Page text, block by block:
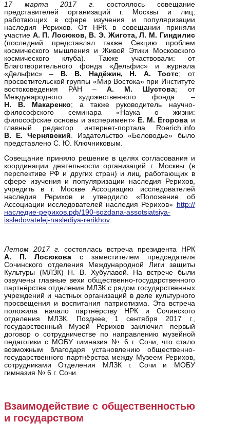
17 марта 2017 г.
состоялось совещание
представителей организаций г. Москвы и лиц,
работающих в сфере изучения и популяризации
наследия Рерихов. От НРК в совещании приняли
участие А. П. Лосюков, В. Э. Жигота, Л. М. Гиндилис
(последний представлял также Секцию проблем
космического мышления и Живой Этики Московского
космического клуба). Также участвовали: от
Благотворительного фонда «Дельфис» и журнала
«Дельфис» –
В. В. Надёжин, Н. А. Тоотс; от
просветительской группы «Мир Востока» при Институте
востоковедения РАН –А. М. Шустова; от
Международного художественного фонда –
Н. В. Макаренко; а также руководитель научно-
философского семинара «Наука о жизни:
философские основы и эксперимент» Е. М. Егорова и
главный редактор интернет-портала Roerich.info
В.
Е. Чернявский. Издательство «Беловодье» было
представлено С. Ю. Ключниковым.
Совещание приняло решение в целях согласования и
координации деятельности организаций г. Москвы (в
перспективе РФ и других стран) и лиц, работающих в
сфере изучения и популяризации наследия Рерихов,
учредить в г. Москве Ассоциацию исследователей
наследия Рерихов и утвердило «Положение об
Ассоциации исследователей наследия Рерихов» http://
наследие-рерихов.рф/190-sozdana-assotsiatsiya-
issledovatelej-naslediya-rerikhov.
Летом 2017 г.
состоялась встреча президента НРК
А.
П. Лосюкова с заместителем председателя
Сочинского отделения Международной Лиги защиты
Культуры (МЛЗК) Н. В. Хубулавой. На встрече были
озвучены главные вехи общественно-государственного
партнёрства отделения МЛЗК с рядом государственных
учреждений и частных организаций в деле культурного
просвещения и воспитания патриотизма. Эта встреча
положила начало партнёрству НРК и Сочинского
отделения МЛЗК. Позднее, 1 сентября 2017 г.,
государственный Музей Рерихов заключил первый
договор о сотрудничестве по направлению музейной
педагогики с МОБУ гимназия № 6 г. Сочи, что стало
возможным благодаря установлению общественно-
государственного партнёрства между Музеем Рерихов,
сотрудниками Отделения МЛЗК г. Сочи и МОБУ
гимназия № 6 г. Сочи.
Взаимодействие с общественностью
и государством